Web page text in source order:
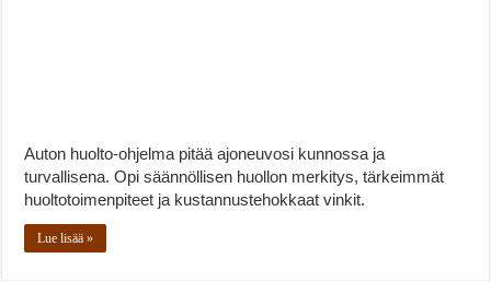
Auton huolto-ohjelma pitää ajoneuvosi kunnossa ja
turvallisena. Opi säännöllisen huollon merkitys, tärkeimmät
huoltotoimenpiteet ja kustannustehokkaat vinkit.
Lue lisää »